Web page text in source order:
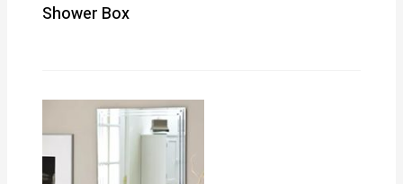
Shower Box